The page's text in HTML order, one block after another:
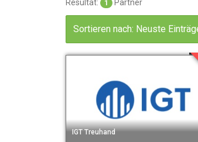
Resultat: 1 Partner
Sortieren nach: Neuste
IGT Treuhand